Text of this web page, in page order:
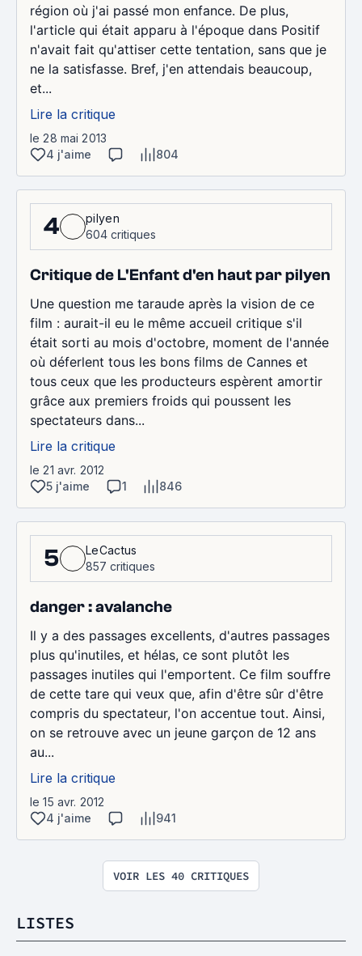
région où j'ai passé mon enfance. De plus,
l'article qui était apparu à l'époque dans Positif
n'avait fait qu'attiser cette tentation, sans que je
ne la satisfasse. Bref, j'en attendais beaucoup,
et...
Lire la critique
le 28 mai 2013
4 j'aime
804
4
pilyen
604 critiques
Critique de L'Enfant d'en haut par pilyen
Une question me taraude après la vision de ce
film : aurait-il eu le même accueil critique s'il
était sorti au mois d'octobre, moment de l'année
où déferlent tous les bons films de Cannes et
tous ceux que les producteurs espèrent amortir
grâce aux premiers froids qui poussent les
spectateurs dans...
Lire la critique
le 21 avr. 2012
5 j'aime
1 846
5
LeCactus
857 critiques
danger : avalanche
Il y a des passages excellents, d'autres passages
plus qu'inutiles, et hélas, ce sont plutôt les
passages inutiles qui l'emportent. Ce film souffre
de cette tare qui veux que, afin d'être sûr d'être
compris du spectateur, l'on accentue tout. Ainsi,
on se retrouve avec un jeune garçon de 12 ans
au...
Lire la critique
le 15 avr. 2012
4 j'aime
941
VOIR LES 40 CRITIQUES
LISTES